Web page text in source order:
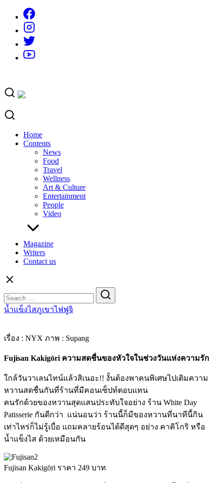
content
Home
Contents
News
Food
Travel
Wellness
Art & Culture
Entertainment
People
Video
Magazine
Writers
Contact us
for:
น้ำแข็งไสภูเขาไฟฟูจิ
เรื่อง : NYX ภาพ : Supang
Fujisan Kakigōri ความสดชื่นของหัวใจในช่วงวันแห่งความรัก
ใกล้วันวาเลนไทน์แล้วสิเนอะ!! งั้นต้องพาคนพิเศษไปเติมความ
หวานสดชื่นกันที่ร้านที่มีคอนเซ็ปท์ตอบแทน
คนรักด้วยของหวานสุดแสนประทับใจอย่าง ร้าน White Day
Patisserie กันดีกว่า แน่นอนว่า ร้านนี้ก็มีของหวานที่นาทีนี้กิน
เท่าไหร่ก็ไม่รู้เบื่อ แถมคลายร้อนได้ดีสุดๆ อย่าง คาคิโกริ หรือ
น้ำแข็งไส ด้วยเหมือนกัน
Fujisan Kakigōri ราคา 249 บาท